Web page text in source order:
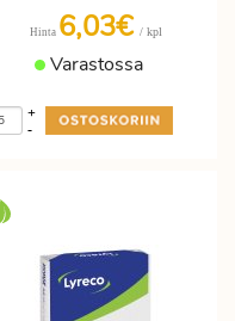
Hinta 6,03€ / kpl
Varastossa
-
+